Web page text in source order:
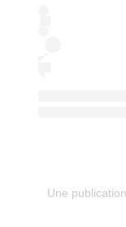
Une